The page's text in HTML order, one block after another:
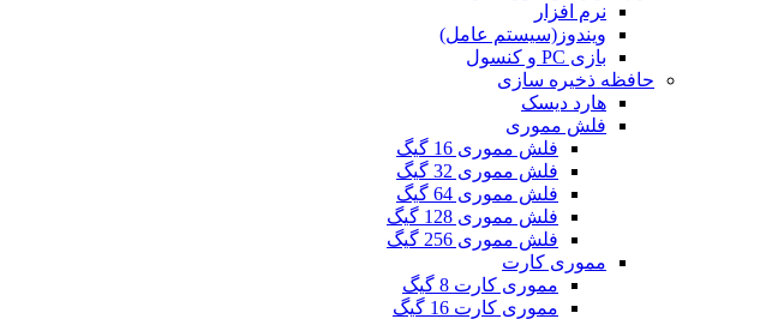
نرم افزار
ویندوز(سیستم عامل)
بازی PC و کنسول
حافظه ذخیره سازی
هارد دیسک
فلش مموری
فلش مموری 16 گیگ
فلش مموری 32 گیگ
فلش مموری 64 گیگ
فلش مموری 128 گیگ
فلش مموری 256 گیگ
مموری کارت
مموری کارت 8 گیگ
مموری کارت 16 گیگ